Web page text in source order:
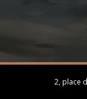
2, place